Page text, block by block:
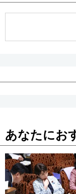
あなたにお